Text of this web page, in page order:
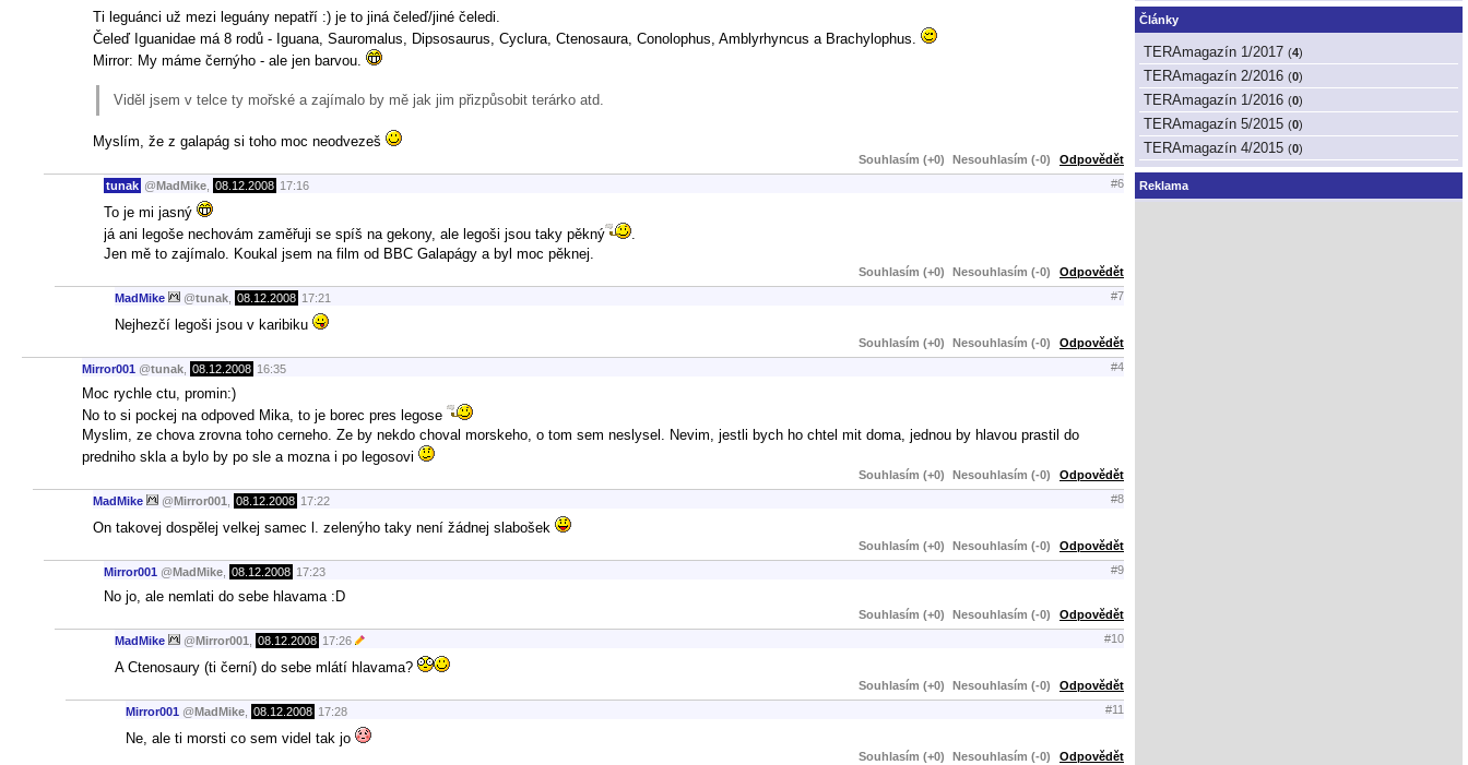
Ti leguánci už mezi leguány nepatří :) je to jiná čeleď/jiné čeledi.
Čeleď Iguanidae má 8 rodů - Iguana, Sauromalus, Dipsosaurus, Cyclura, Ctenosaura, Conolophus, Amblyrhyncus a Brachylophus.
Mirror: My máme černýho - ale jen barvou.
Viděl jsem v telce ty mořské a zajímalo by mě jak jim přizpůsobit terárko atd.
Myslím, že z galapág si toho moc neodvezeš
Souhlasím (+0) Nesouhlasím (-0) Odpovědět
tunak @MadMike 08.12.2008 17:16 #6
To je mi jasný
já ani legoše nechovám zaměřuji se spíš na gekony, ale legoši jsou taky pěkný
Jen mě to zajímalo. Koukal jsem na film od BBC Galapágy a byl moc pěknej.
Souhlasím (+0) Nesouhlasím (-0) Odpovědět
MadMike @tunak 08.12.2008 17:21 #7
Nejhezčí legoši jsou v karibiku
Souhlasím (+0) Nesouhlasím (-0) Odpovědět
Mirror001 @tunak 08.12.2008 16:35 #4
Moc rychle ctu, promin:)
No to si pockej na odpoved Mika, to je borec pres legose
Myslim, ze chova zrovna toho cerneho. Ze by nekdo choval morskeho, o tom sem neslysel. Nevim, jestli bych ho chtel mit doma, jednou by hlavou prastil do
predniho skla a bylo by po sle a mozna i po legosovi
Souhlasím (+0) Nesouhlasím (-0) Odpovědět
MadMike @Mirror001 08.12.2008 17:22 #8
On takovej dospělej velkej samec l. zelenýho taky není žádnej slabošek
Souhlasím (+0) Nesouhlasím (-0) Odpovědět
Mirror001 @MadMike 08.12.2008 17:23 #9
No jo, ale nemlati do sebe hlavama :D
Souhlasím (+0) Nesouhlasím (-0) Odpovědět
MadMike @Mirror001 08.12.2008 17:26 #10
A Ctenosaury (ti černí) do sebe mlátí hlavama?
Souhlasím (+0) Nesouhlasím (-0) Odpovědět
Mirror001 @MadMike 08.12.2008 17:28 #11
Ne, ale ti morsti co sem videl tak jo
Souhlasím (+0) Nesouhlasím (-0) Odpovědět
Články
TERAmagazín 1/2017 (4)
TERAmagazín 2/2016 (0)
TERAmagazín 1/2016 (0)
TERAmagazín 5/2015 (0)
TERAmagazín 4/2015 (0)
Reklama